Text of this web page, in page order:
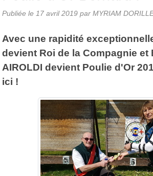
Publiée le 17 avril 2019 par MYRIAM
Avec une rapidité
devient Roi de la Compagnie et
AIROLDI devient Poulie d'Or
ici !